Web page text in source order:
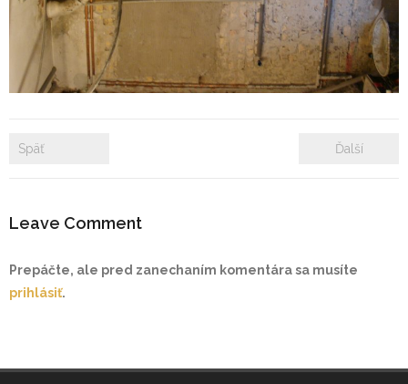
- Zámkové dlažby
- Rekonštrukcie bytových a nebytových priestorov
Späť Ďalší
Leave Comment
Prepáčte, ale pred zanechaním komentára sa musíte
prihlásiť.